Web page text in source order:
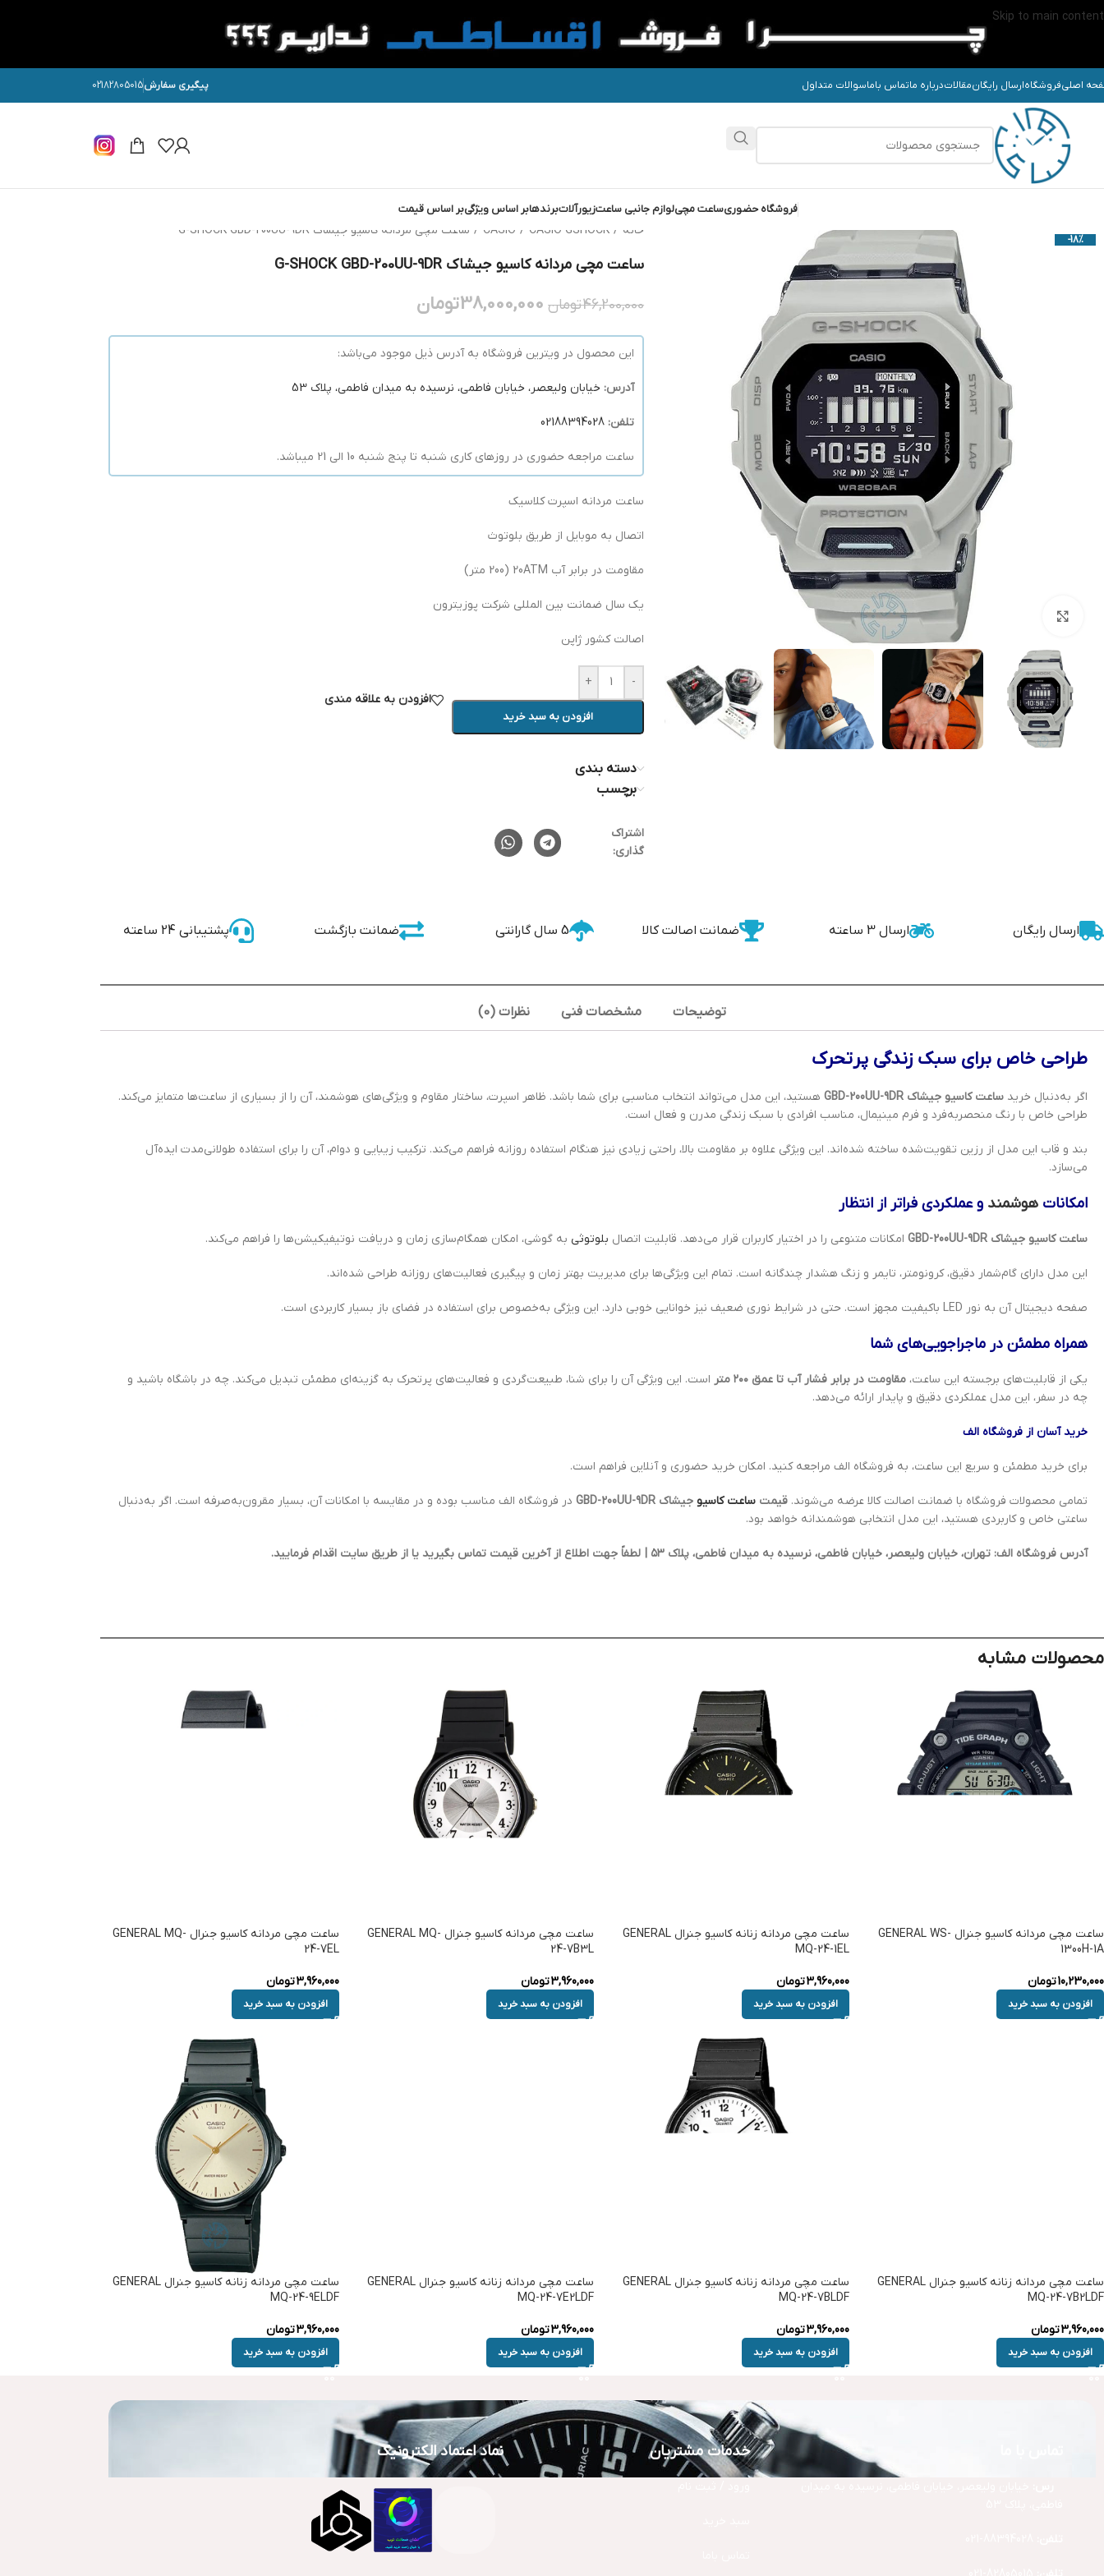
Skip to main content
اصلیفروشگاهارسال رایگانمقالاتدرباره ماتماس باماسوالات متداول پیگیری سفارش02182805015
فروشگاه حضوریساعت مچیلوازم جانبی ساعتزیورآلاتبرندهابر اساس ویژگیبر اساس قیمت
-18%
خانه /
CASIO / CASIO GSHOCK
/ ساعت مچی مردانه کاسیو جیشاک G-SHOCK GBD-200UU-9DR
ساعت مچی مردانه کاسیو جیشاک G-SHOCK GBD-200UU-9DR
46,200,000تومان 38,000,000تومان
این محصول در ویترین فروشگاه به آدرس ذیل موجود می‌باشد:
آدرس: خیابان ولیعصر، خیابان فاطمی، نرسیده به میدان فاطمی، پلاک 53
تلفن: 02188394028
ساعت مراجعه حضوری در روزهای کاری شنبه تا پنج شنبه 10 الی 21 میباشد.
ساعت مردانه اسپرت کلاسیک
اتصال به موبایل از طریق بلوتوث
مقاومت در برابر آب 20ATM (200 متر)
یک سال ضمانت بین المللی شرکت پوزیترون
اصالت کشور ژاپن
-
+
افزودن به سبد خرید
افزودن به علاقه مندی
دسته بندی
برچسب
اشتراک
گذاری:
ارسال رایگان ارسال 3 ساعته ضمانت اصالت کالا 5 سال گارانتی ضمانت بازگشت پشتیبانی 24 ساعته
توضیحات مشخصات فنی نظرات (0)
طراحی خاص برای سبک زندگی پرتحرک
اگر به‌دنبال خرید ساعت کاسیو جیشاک GBD-200UU-9DR
هستید، این مدل می‌تواند انتخاب مناسبی برای شما باشد. ظاهر اسپرت، ساختار مقاوم و ویژگی‌های هوشمند، آن را از بسیاری از ساعت‌ها متمایز می‌کند.
طراحی خاص با رنگ منحصربه‌فرد و فرم مینیمال، مناسب افرادی با سبک زندگی مدرن و فعال است.
بند و قاب این مدل از رزین تقویت‌شده ساخته شده‌اند. این ویژگی علاوه بر مقاومت بالا، راحتی زیادی نیز هنگام استفاده روزانه فراهم می‌کند. ترکیب زیبایی و دوام، آن را برای استفاده طولانی‌مدت ایده‌آل
می‌سازد.
امکانات هوشمند و عملکردی فراتر از انتظار
ساعت کاسیو جیشاک GBD-200UU-9DR امکانات متنوعی را در اختیار کاربران قرار می‌دهد. قابلیت اتصال بلوتوثی به گوشی، امکان همگام‌سازی زمان و دریافت نوتیفیکیشن‌ها را فراهم می‌کند.
این مدل دارای گام‌شمار دقیق، کرونومتر، تایمر و زنگ هشدار چندگانه است. تمام این ویژگی‌ها برای مدیریت بهتر زمان و پیگیری فعالیت‌های روزانه طراحی شده‌اند.
صفحه دیجیتال آن به نور LED باکیفیت مجهز است. حتی در شرایط نوری ضعیف نیز خوانایی خوبی دارد. این ویژگی به‌خصوص برای استفاده در فضای باز بسیار کاربردی است.
همراه مطمئن در ماجراجویی‌های شما
یکی از قابلیت‌های برجسته این ساعت، مقاومت در برابر فشار آب تا عمق ۲۰۰ متر
است. این ویژگی آن را برای شنا، طبیعت‌گردی و فعالیت‌های پرتحرک به گزینه‌ای مطمئن تبدیل می‌کند. چه در باشگاه باشید و
چه در سفر، این مدل عملکردی دقیق و پایدار ارائه می‌دهد.
خرید آسان از فروشگاه الف
برای خرید مطمئن و سریع این ساعت، به فروشگاه الف مراجعه کنید. امکان خرید حضوری و آنلاین فراهم است.
تمامی محصولات فروشگاه با ضمانت اصالت کالا عرضه می‌شوند. قیمت ساعت کاسیو جیشاک GBD-200UU-9DR
در فروشگاه الف مناسب بوده و در مقایسه با امکانات آن، بسیار مقرون‌به‌صرفه است. اگر به‌دنبال
ساعتی خاص و کاربردی هستید، این مدل انتخابی هوشمندانه خواهد بود.
آدرس فروشگاه الف: تهران، خیابان ولیعصر، خیابان فاطمی، نرسیده به میدان فاطمی، پلاک ۵۳ | لطفاً جهت اطلاع از آخرین قیمت تماس بگیرید یا از طریق سایت اقدام فرمایید.
محصولات مشابه
ساعت مچی مردانه کاسیو جنرال GENERAL WS-
1300H-1A
10,230,000تومان
افزودن به سبد خرید
ساعت مچی مردانه زنانه کاسیو جنرال GENERAL
MQ-24-1EL
3,960,000تومان
افزودن به سبد خرید
ساعت مچی مردانه کاسیو جنرال GENERAL MQ-
24-7B3L
3,960,000تومان
افزودن به سبد خرید
ساعت مچی مردانه کاسیو جنرال GENERAL MQ-
24-7EL
3,960,000تومان
افزودن به سبد خرید
ساعت مچی مردانه زنانه کاسیو جنرال GENERAL
MQ-24-7B2LDF
3,960,000تومان
افزودن به سبد خرید
ساعت مچی مردانه زنانه کاسیو جنرال GENERAL
MQ-24-7BLDF
3,960,000تومان
افزودن به سبد خرید
ساعت مچی مردانه زنانه کاسیو جنرال GENERAL
MQ-24-7E2LDF
3,960,000تومان
افزودن به سبد خرید
ساعت مچی مردانه زنانه کاسیو جنرال GENERAL
MQ-24-9ELDF
3,960,000تومان
افزودن به سبد خرید
خدمات مشتریان نماد اعتماد الکترونیک